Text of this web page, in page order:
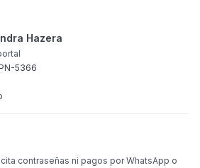
Hazera
5366
contraseñas ni pagos por WhatsApp o